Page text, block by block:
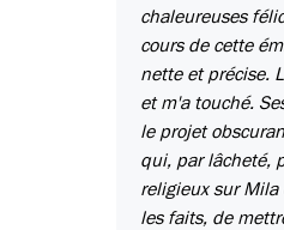
chaleureuses
cours de cette
nette et précise.
et m'a touché.
le projet
qui, par lâcheté,
religieux sur Mila
les faits, de